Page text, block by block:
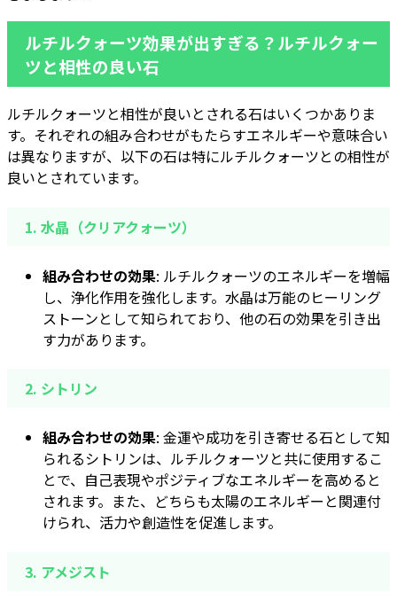
ルチルクォーツ効果が出すぎる？ルチルクォー
ツと相性の良い石
ルチルクォーツと相性が良いとされる石はいくつかありま
す。それぞれの組み合わせがもたらすエネルギーや意味合い
は異なりますが、以下の石は特にルチルクォーツとの相性が
良いとされています。
1. 水晶（クリアクォーツ）
組み合わせの効果: ルチルクォーツのエネルギーを増幅
し、浄化作用を強化します。水晶は万能のヒーリング
ストーンとして知られており、他の石の効果を引き出
す力があります。
2. シトリン
組み合わせの効果: 金運や成功を引き寄せる石として知
られるシトリンは、ルチルクォーツと共に使用するこ
とで、自己表現やポジティブなエネルギーを高めると
されます。また、どちらも太陽のエネルギーと関連付
けられ、活力や創造性を促進します。
3. アメジスト